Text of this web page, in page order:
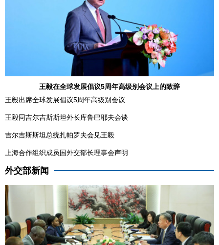
王毅在全球发展倡议5周年高级别会议上的致辞
王毅出席全球发展倡议5周年高级别会议
王毅同吉尔吉斯斯坦外长库鲁巴耶夫会谈
吉尔吉斯斯坦总统扎帕罗夫会见王毅
上海合作组织成员国外交部长理事会声明
外交部新闻